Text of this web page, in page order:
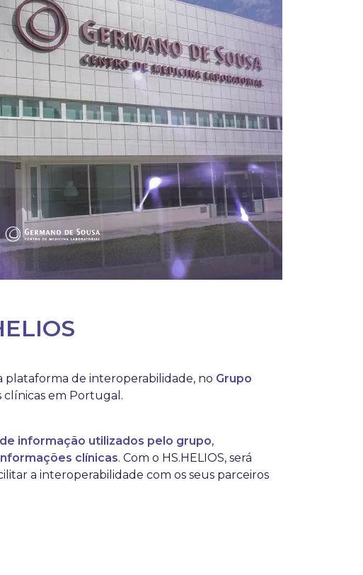
plataforma de interoperabilidade, no Grupo
clínicas em Portugal.
informação utilizados pelo grupo,
clínicas. Com o HS.HELIOS, será
a interoperabilidade com os seus parceiros